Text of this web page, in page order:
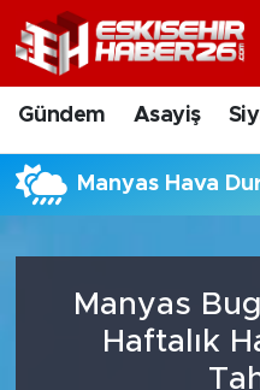
Gündem Asayiş
Manyas Hava
Manyas
Haftalık
Gündem
Asayiş
Siyaset
Sağlık
Nöbetçi Eczaneler
Hava Durumu
Trafik Durumu
Tüm Manşetler